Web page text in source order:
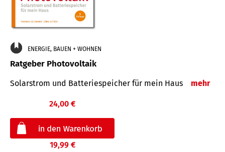
ENERGIE, BAUEN + WOHNEN
Ratgeber Photovoltaik
Solarstrom und Batteriespeicher für mein Haus mehr
24,00 €
19,99 €